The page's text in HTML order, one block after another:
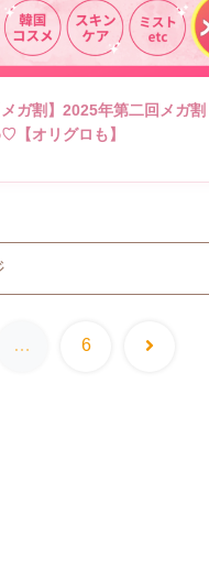
メガ割】2025年第二回メガ
【オリグロも】
… 6 次